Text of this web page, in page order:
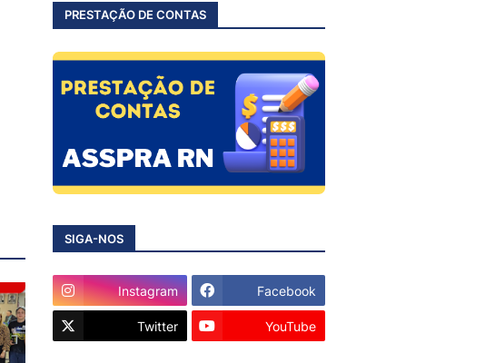
PRESTAÇÃO DE CONTAS
SIGA-NOS
Instagram Facebook
Twitter YouTube